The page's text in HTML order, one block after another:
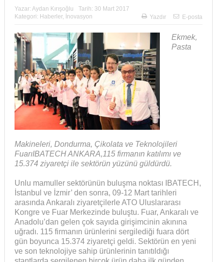
Yazar: Aydan Kırışoğlu Tarih: 30 Mart 2017
Kategori: Haberler, İnovasyon Yazdır E-posta
Ekmek,
Pasta
Makineleri, Dondurma, Çikolata ve Teknolojileri
FuarıIBATECH ANKARA,115 firmanın katılımı ve
15.374 ziyaretçi ile sektörün yüzünü güldürdü.
Unlu mamuller sektörünün buluşma noktası IBATECH,
İstanbul ve İzmir’ den sonra, 09-12 Mart tarihleri
arasında Ankaralı ziyaretçilerle ATO Uluslararası
Kongre ve Fuar Merkezinde buluştu. Fuar, Ankaralı ve
Anadolu’dan gelen çok sayıda girişimcinin akınına
uğradı. 115 firmanın ürünlerini sergilediği fuara dört
gün boyunca 15.374 ziyaretçi geldi. Sektörün en yeni
ve son teknolojiye sahip ürünlerinin tanıtıldığı